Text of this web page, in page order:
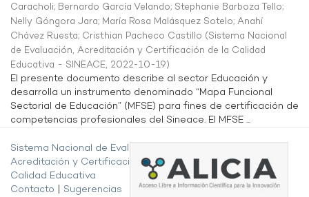
Caracholi; Bernardo García Velando; Stephanie Barboza Tello;
Nelly Góngora Jara; María Rosa Malásquez Sotelo; Anahí
Chávez Ruesta; Cristhian Pacheco Castillo (Sistema Nacional
de Evaluación, Acreditación y Certificación de la Calidad
Educativa - SINEACE, 2022-10-19)
El presente documento describe al sector Educación y
desarrolla un instrumento denominado “Mapa Funcional
Sectorial de Educación” (MFSE) para fines de certificación de
competencias profesionales del Sineace. El MFSE ...
Sistema Nacional de Evaluación,
Acreditación y Certificación de la
Calidad Educativa
Contacto
Sugerencias